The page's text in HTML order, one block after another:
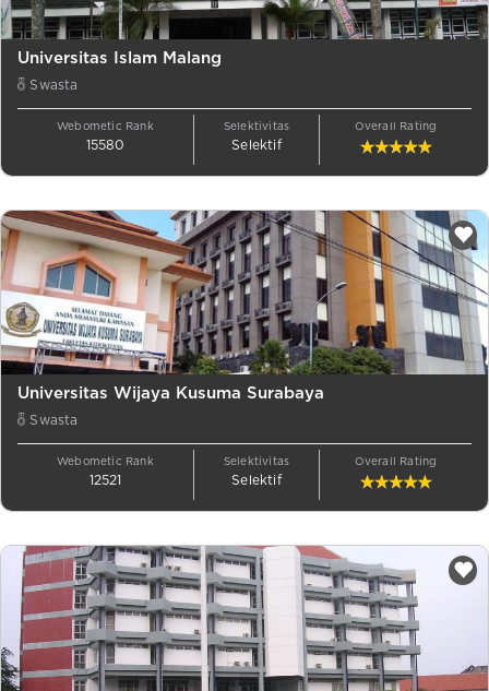
Universitas Islam Malang
Swasta
Webometic Rank
15580
Selektivitas
Selektif
Overall Rating
Universitas Wijaya Kusuma Surabaya
Swasta
Webometic Rank
12521
Selektivitas
Selektif
Overall Rating